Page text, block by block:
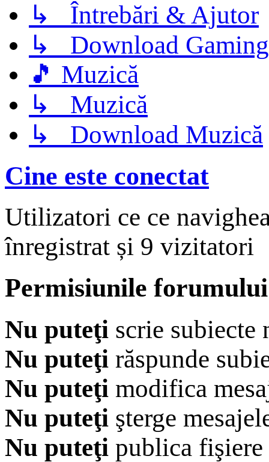
↳ Întrebări & Ajutor
↳ Download Gaming
🎵 Muzică
↳ Muzică
↳ Download Muzică
Cine este conectat
Utilizatori ce ce
înregistrat și 9 vizitatori
Permisiunile forumului
Nu puteţi scrie subiecte
Nu puteţi răspunde
Nu puteţi modifica
Nu puteţi şterge
Nu puteţi publica fişiere